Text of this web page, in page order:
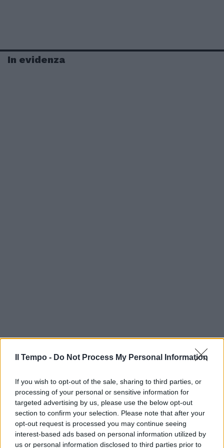
Il Tempo - Do Not Process My Personal Information
If you wish to opt-out of the sale, sharing to third parties, or
processing of your personal or sensitive information for
targeted advertising by us, please use the below opt-out
section to confirm your selection. Please note that after your
opt-out request is processed you may continue seeing
interest-based ads based on personal information utilized by
us or personal information disclosed to third parties prior to
In evidenza